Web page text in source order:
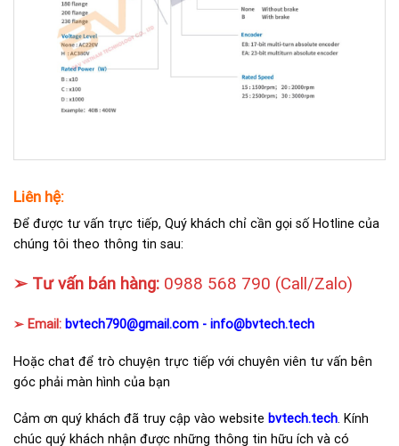
Liên hệ:
Để được tư vấn trực tiếp, Quý khách chỉ cần gọi số Hotline của
chúng tôi theo thông tin sau:
➢ Tư vấn bán hàng: 0988 568 790 (Call/Zalo)
➢ Email: bvtech790@gmail.com - info@bvtech.tech
Hoặc chat để trò chuyện trực tiếp với chuyên viên tư vấn bên
góc phải màn hình của bạn
Cảm ơn quý khách đã truy cập vào website bvtech.tech. Kính
chúc quý khách nhận được những thông tin hữu ích và có